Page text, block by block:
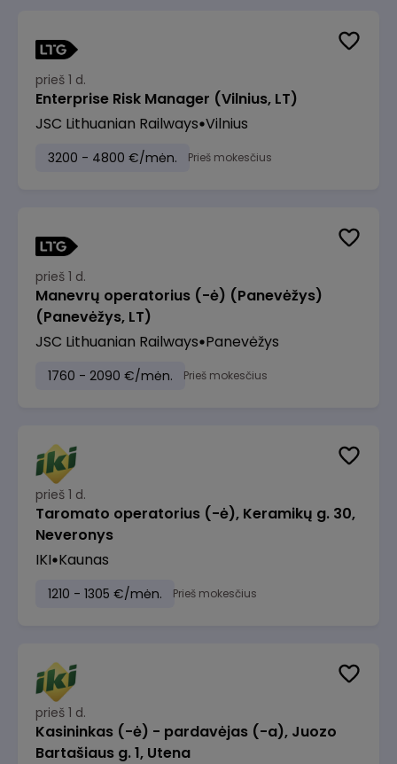
prieš 1 d.
Enterprise Risk Manager (Vilnius, LT)
JSC Lithuanian Railways Vilnius
3200 - 4800 €/mėn. Prieš mokesčius
prieš 1 d.
Manevrų operatorius (-ė) (Panevėžys)
(Panevėžys, LT)
JSC Lithuanian Railways Panevėžys
1760 - 2090 €/mėn. Prieš mokesčius
prieš 1 d.
Taromato operatorius (-ė), Keramikų g. 30,
Neveronys
IKI Kaunas
1210 - 1305 €/mėn. Prieš mokesčius
prieš 1 d.
Kasininkas (-ė) - pardavėjas (-a), Juozo
Bartašiaus g. 1, Utena